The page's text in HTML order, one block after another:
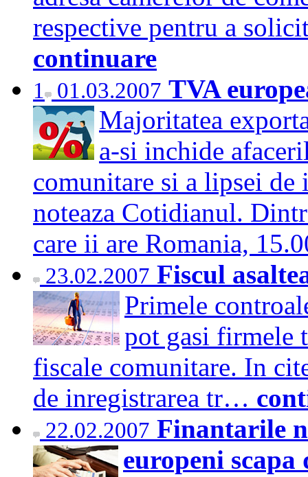
respective pentru a
continuare
1 01.03.2007 TVA
Majoritatea
a-si inchide
comunitare si a lipsei de
noteaza Cotidianul.
care ii are Romania,
23.02.2007 Fiscul
Primele
pot gasi firmele
fiscale comunitare. In
de inregistrarea tr…
22.02.2007 Finantarile
europeni